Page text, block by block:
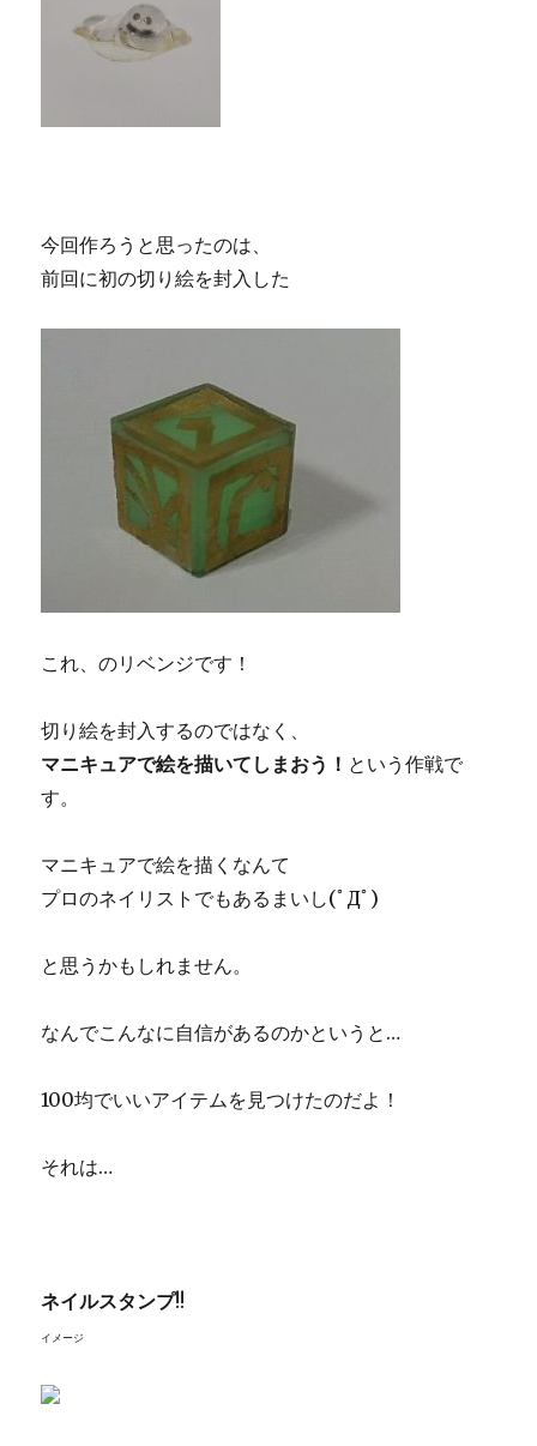
今回作ろうと思ったのは、
前回に初の切り絵を封入した
これ、のリベンジです！
切り絵を封入するのではなく、
マニキュアで絵を描いてしまおう！ という作戦で
す。
マニキュアで絵を描くなんて
プロのネイリストでもあるまいし(ﾟДﾟ)
と思うかもしれません。
なんでこんなに自信があるのかというと…
100均でいいアイテムを見つけたのだよ！
それは…
ネイルスタンプ!!
イメージ